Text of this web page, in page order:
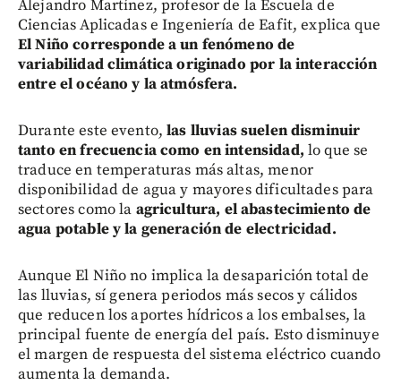
Alejandro Martínez, profesor de la Escuela de
Ciencias Aplicadas e Ingeniería de Eafit, explica que
El Niño corresponde a un fenómeno de
variabilidad climática originado por la interacción
entre el océano y la atmósfera.
Durante este evento,las lluvias suelen disminuir
tanto en frecuencia como en intensidad, lo que se
traduce en temperaturas más altas, menor
disponibilidad de agua y mayores dificultades para
sectores como la agricultura, el abastecimiento de
agua potable y la generación de electricidad.
Aunque El Niño no implica la desaparición total de
las lluvias, sí genera periodos más secos y cálidos
que reducen los aportes hídricos a los embalses, la
principal fuente de energía del país. Esto disminuye
el margen de respuesta del sistema eléctrico cuando
aumenta la demanda.